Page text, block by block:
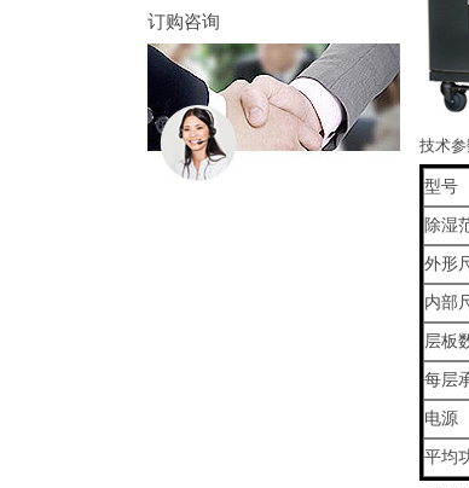
订购咨询
技术参
型号
除湿
外形
内部
层板
每层
电源
平均